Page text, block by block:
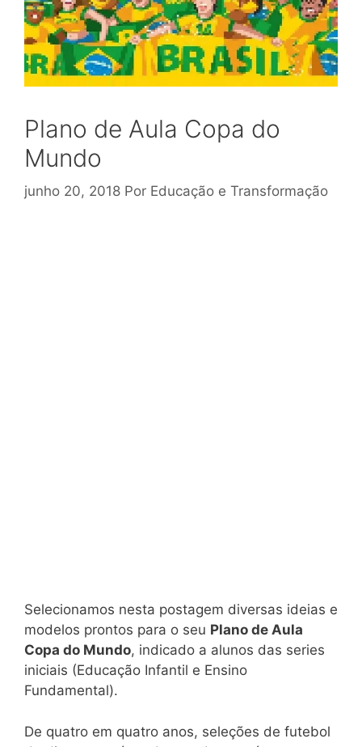
Plano de Aula Copa do
Mundo
junho 20, 2018 Por Educação e Transformação
Selecionamos nesta postagem diversas ideias e
modelos prontos para o seu Plano de Aula
Copa do Mundo, indicado a alunos das series
iniciais (Educação Infantil e Ensino
Fundamental).
De quatro em quatro anos, seleções de futebol